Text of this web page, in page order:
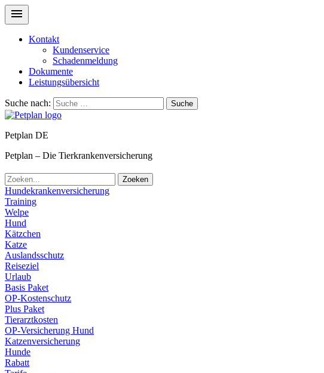
Kontakt
Kundenservice
Schadenmeldung
Dokumente
Leistungsübersicht
Suche nach: Suche
Petplan DE
Petplan – Die Tierkrankenversicherung
Zoeken
Hundekrankenversicherung
Training
Welpe
Hund
Kätzchen
Katze
Auslandsschutz
Reiseziel
Urlaub
Basis Paket
OP-Kostenschutz
Plus Paket
Tierarztkosten
OP-Versicherung Hund
Katzenversicherung
Hunde
Rabatt